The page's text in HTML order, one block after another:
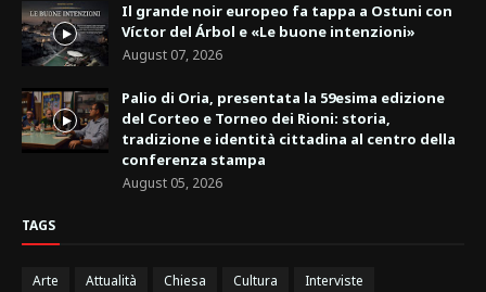
Il grande noir europeo fa tappa a Ostuni con
Víctor del Árbol e «Le buone intenzioni»
August 07, 2026
Palio di Oria, presentata la 59esima edizione
del Corteo e Torneo dei Rioni: storia,
tradizione e identità cittadina al centro della
conferenza stampa
August 05, 2026
TAGS
Arte Attualità Chiesa Cultura
Interviste